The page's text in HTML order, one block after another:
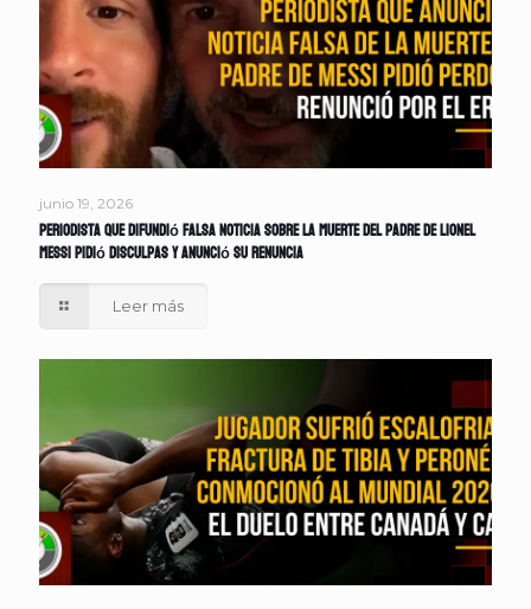
junio 19, 2026
Periodista que difundió falsa noticia sobre la muerte del padre de Lionel
Messi pidió disculpas y anunció su renuncia
Leer más